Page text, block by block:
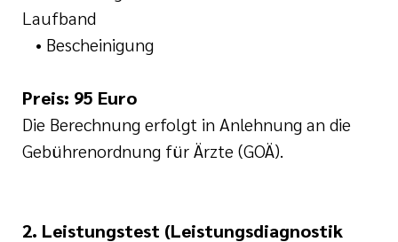
Laufband
• Bescheinigung
Preis: 95 Euro
Die Berechnung erfolgt in Anlehnung an die
Gebührenordnung für Ärzte (GOÄ).
2. Leistungstest (Leistungsdiagnostik